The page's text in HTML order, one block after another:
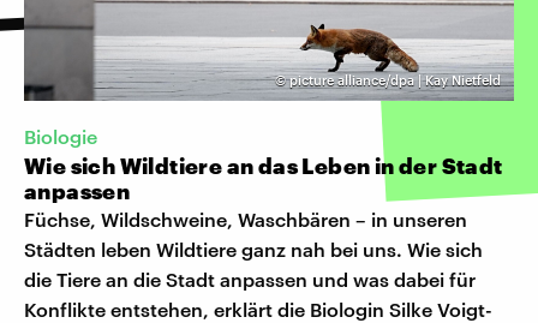
©picture alliance/dpa | Kay Nietfeld
Biologie
Wie sich Wildtiere an das Leben in der Stadt
anpassen
Füchse, Wildschweine, Waschbären – in unseren
Städten leben Wildtiere ganz nah bei uns. Wie sich
die Tiere an die Stadt anpassen und was dabei für
Konflikte entstehen, erklärt die Biologin Silke Voigt-